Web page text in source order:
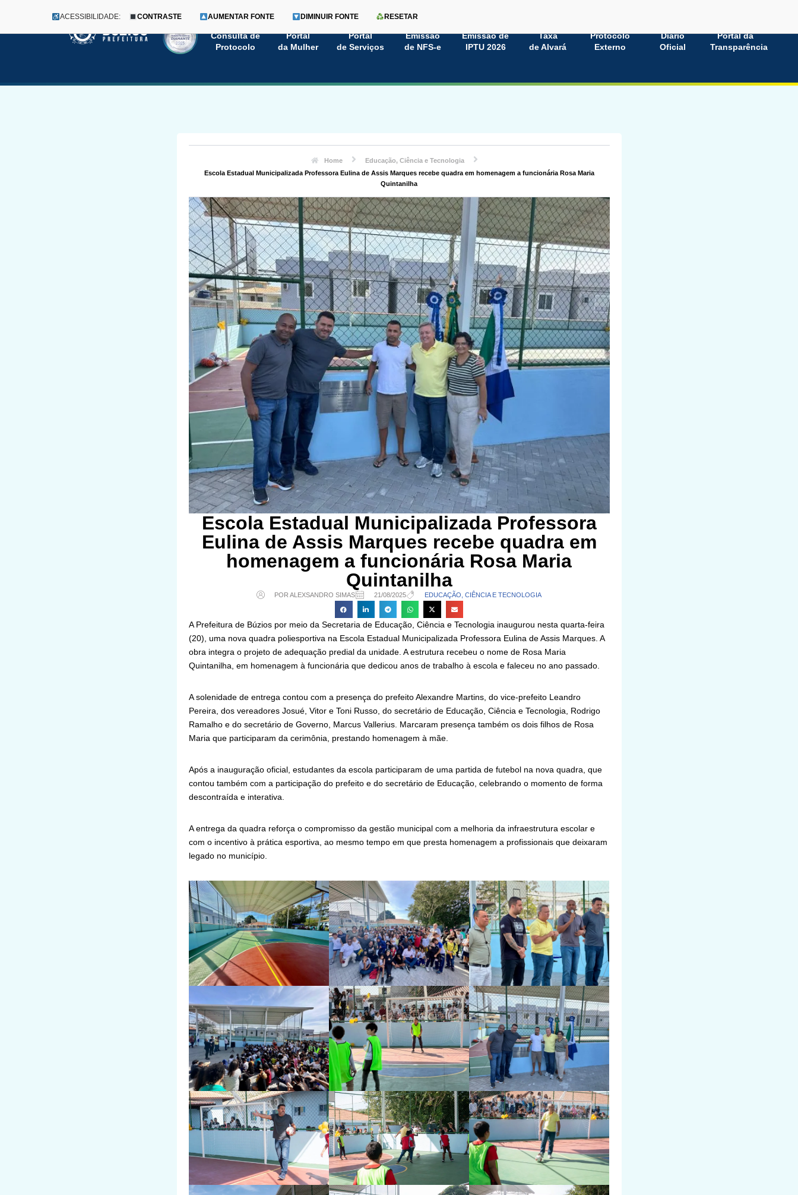
Pular
conteúdo
Menu
Consulta de
Protocolo
Portal
da Mulher
Portal
de Serviços
Emissão
de NFS-e
Emissão de
IPTU 2026
Taxa
de Alvará
Protocolo
Externo
Diário
Oficial
Portal da
Transparência
ACESSIBILIDADE: CONTRASTE AUMENTAR FONTE DIMINUIR FONTE RESETAR
Home
Educação, Ciência e Tecnologia
Escola Estadual Municipalizada Professora Eulina de Assis Marques recebe quadra em homenagem a funcionária Rosa Maria
Quintanilha
Escola Estadual Municipalizada Professora
Eulina de Assis Marques recebe quadra em
homenagem a funcionária Rosa Maria
Quintanilha
POR ALEXSANDRO SIMAS 21/08/2025 EDUCAÇÃO, CIÊNCIA E TECNOLOGIA
A Prefeitura de Búzios por meio da Secretaria de Educação, Ciência e Tecnologia inaugurou nesta quarta-feira
(20), uma nova quadra poliesportiva na Escola Estadual Municipalizada Professora Eulina de Assis Marques. A
obra integra o projeto de adequação predial da unidade. A estrutura recebeu o nome de Rosa Maria
Quintanilha, em homenagem à funcionária que dedicou anos de trabalho à escola e faleceu no ano passado.
A solenidade de entrega contou com a presença do prefeito Alexandre Martins, do vice-prefeito Leandro
Pereira, dos vereadores Josué, Vitor e Toni Russo, do secretário de Educação, Ciência e Tecnologia, Rodrigo
Ramalho e do secretário de Governo, Marcus Vallerius. Marcaram presença também os dois filhos de Rosa
Maria que participaram da cerimônia, prestando homenagem à mãe.
Após a inauguração oficial, estudantes da escola participaram de uma partida de futebol na nova quadra, que
contou também com a participação do prefeito e do secretário de Educação, celebrando o momento de forma
descontraída e interativa.
A entrega da quadra reforça o compromisso da gestão municipal com a melhoria da infraestrutura escolar e
com o incentivo à prática esportiva, ao mesmo tempo em que presta homenagem a profissionais que deixaram
legado no município.